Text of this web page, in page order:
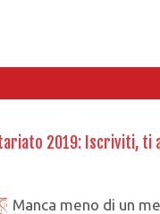
2019: Iscriviti, ti
Manca meno di un